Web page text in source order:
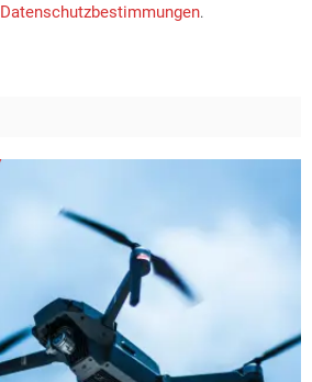
Datenschutzbestimmungen.